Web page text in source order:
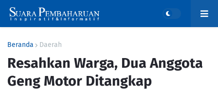
Beranda Daerah
Resahkan Warga, Dua Anggota
Geng Motor Ditangkap